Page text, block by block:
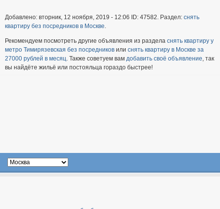
Добавлено: вторник, 12 ноября, 2019 - 12:06 ID: 47582. Раздел: снять
квартиру без посредников в Москве.
Рекомендуем посмотреть другие объявления из раздела снять квартиру у
метро Тимирязевская без посредников или снять квартиру в Москве за
27000 рублей в месяц. Также советуем вам добавить своё объявление, так
вы найдёте жильё или постояльца гораздо быстрее!